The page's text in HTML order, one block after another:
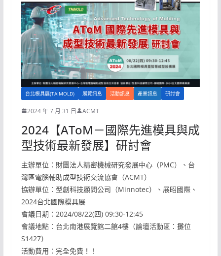
台北模具展(TAIMOLD) 展覽訊息 活動訊息 產業訊息 研討會
2024 年 7 月 31 日 ACMT
2024【AToM－國際先進模具與成
型技術最新發展】研討會
主辦單位：財團法人精密機械研究發展中心（PMC）、台
灣區電腦輔助成型技術交流協會（ACMT）
協辦單位：型創科技顧問公司（Minnotec）、展昭國際、
2024台北國際模具展
會議日期：2024/08/22(四) 09:30-12:45
會議地點：台北南港展覽館二館4樓（論壇活動區：攤位
S1427）
活動費用：完全免費！！